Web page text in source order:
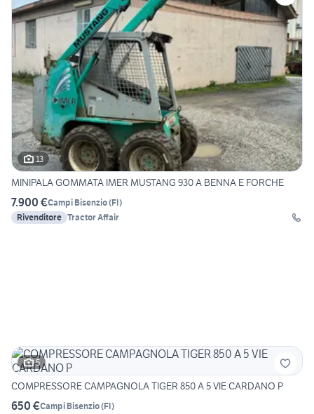
13
MINIPALA GOMMATA IMER MUSTANG 930 A BENNA E FORCHE
7.900 €Campi Bisenzio(FI)
Rivenditore Tractor Affair
5
COMPRESSORE CAMPAGNOLA TIGER 850 A 5 VIE CARDANO P
650 €Campi Bisenzio(FI)